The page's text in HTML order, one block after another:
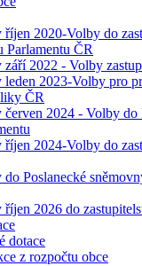
říjen 2020-Volby do
Parlamentu ČR
září 2022 - Volby
leden 2023-Volby pro
ČR
červen 2024 - Volby do
říjen 2024-Volby do
Poslanecké
říjen 2026 do
dotace
z rozpočtu obce